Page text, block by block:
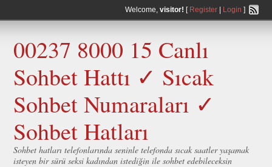
Welcome, visitor! [ Register| Login ]
00237 8000 15 Canlı
Sohbet Hattı ✓ Sıcak
Sohbet Numaraları ✓
Sohbet Hatları
Sohbet hatları telefonlarında seninle telefonda sıcak saatler yaşamak
isteyen bir sürü seksi kadından istediğin ile sohbet edebileceksin